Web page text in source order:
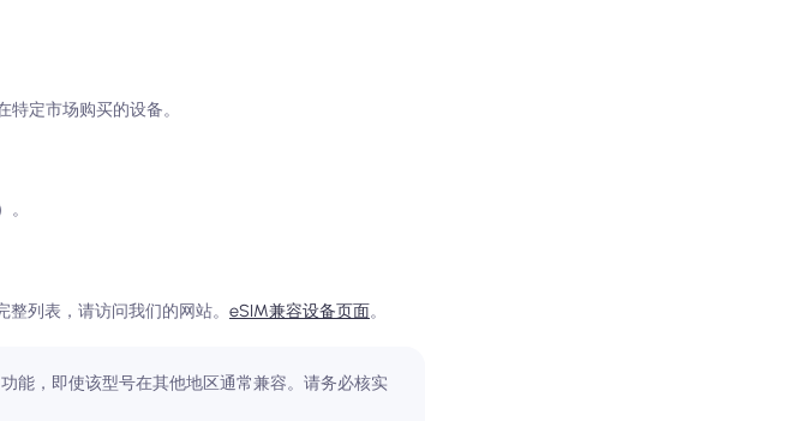
定市场购买的设备。
列表，请访问我们的网站。 eSIM兼容设备页面。
能，即使该型号在其他地区通常兼容。请务必核实